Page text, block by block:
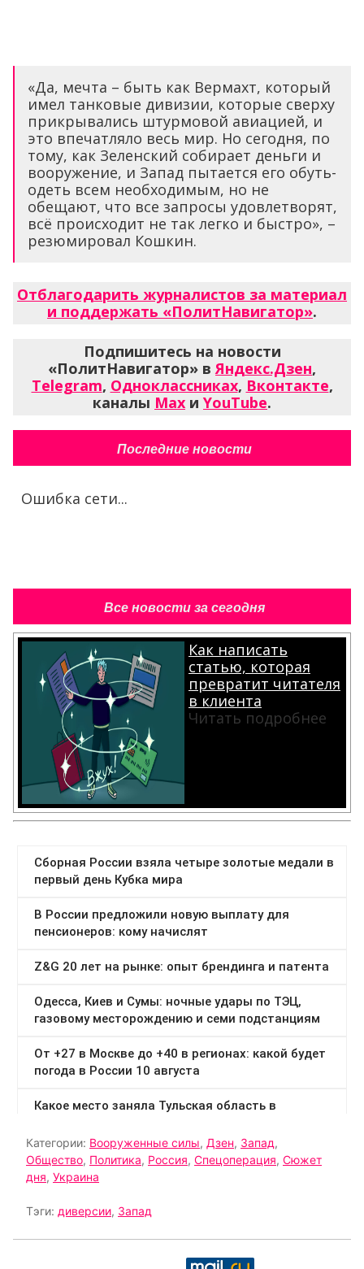
«Да, мечта – быть как Вермахт, который
имел танковые дивизии, которые сверху
прикрывались штурмовой авиацией, и
это впечатляло весь мир. Но сегодня, по
тому, как Зеленский собирает деньги и
вооружение, и Запад пытается его обуть-
одеть всем необходимым, но не
обещают, что все запросы удовлетворят,
всё происходит не так легко и быстро», –
резюмировал Кошкин.
Отблагодарить журналистов за материал
и поддержать «ПолитНавигатор».
Подпишитесь на новости
«ПолитНавигатор» вЯндекс.Дзен,
Telegram, Одноклассниках, Вконтакте,
каналы Max и YouTube.
Последние новости
Ошибка сети...
Все новости за сегодня
Как написать
статью, которая
превратит читателя
в клиента
Читать подробнее
Категории: Вооруженные силы, Дзен, Запад,
Общество, Политика, Россия, Спецоперация, Сюжет
дня, Украина
Тэги: диверсии, Запад